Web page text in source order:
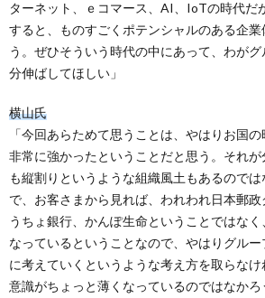
ターネット、ｅコマース、AI、IoTの時代だ
すると、ものすごくポテンシャルのある企
う。ぜひそういう時代の中にあって、わが
分伸ばしてほしい」
横山氏
「今回あらためて思うことは、やはりお国
非常に強かったということだと思う。それ
も縦割りというような組織風土もあるので
で、お客さまから見れば、われわれ日本郵
うちょ銀行、かんぽ生命ということではな
なっているということなので、やはりグル
に考えていくというような考え方を取らな
意識がちょっと薄くなっているのではなかろ